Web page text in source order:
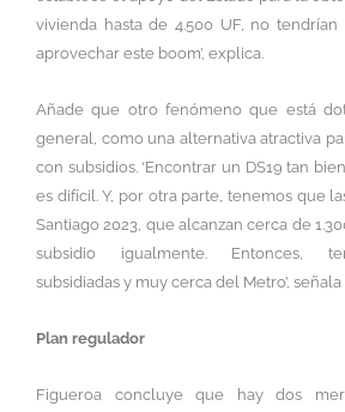
vivienda hasta de 4.500 UF, no
aprovechar este boom’, explica.
Añade que otro fenómeno que está
general, como una alternativa atractiva
con subsidios. ‘Encontrar un DS19 tan
es difícil. Y, por otra parte, tenemos que
Santiago 2023, que alcanzan cerca de
subsidio igualmente. Entonces,
subsidiadas y muy cerca del Metro’,
Plan regulador
Figueroa concluye que hay dos